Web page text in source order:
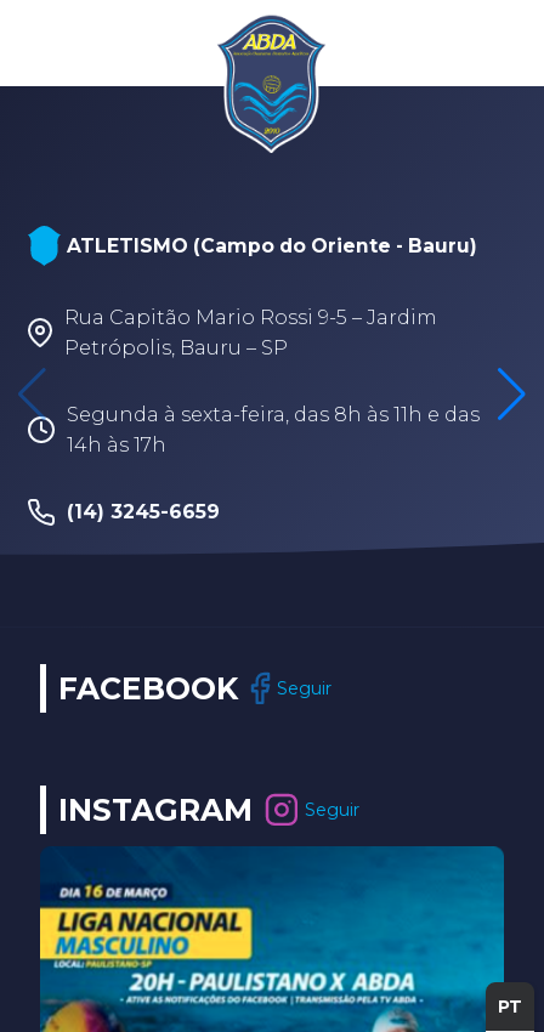
PT
ATLETISMO (Campo do Oriente - Bauru)
Rua Capitão Mario Rossi 9-5 – Jardim
Petrópolis, Bauru – SP
Segunda à sexta-feira, das 8h às 11h e das
14h às 17h
(14) 3245-6659
FACEBOOK Seguir
INSTAGRAM Seguir